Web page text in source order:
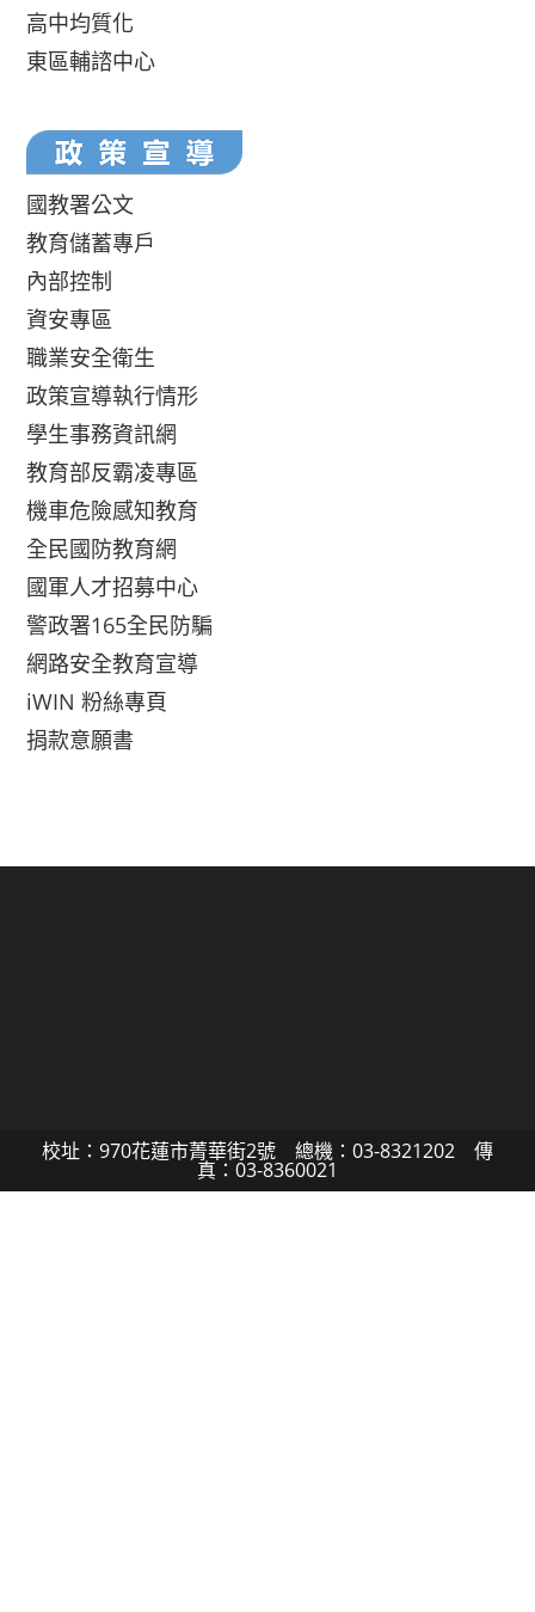
高中均質化
東區輔諮中心
國教署公文
教育儲蓄專戶
內部控制
資安專區
職業安全衛生
政策宣導執行情形
學生事務資訊網
教育部反霸凌專區
機車危險感知教育
全民國防教育網
國軍人才招募中心
警政署165全民防騙
網路安全教育宣導
iWIN 粉絲專頁
捐款意願書
校址：970花蓮市菁華街2號 總機：03-8321202 傳
真：03-8360021